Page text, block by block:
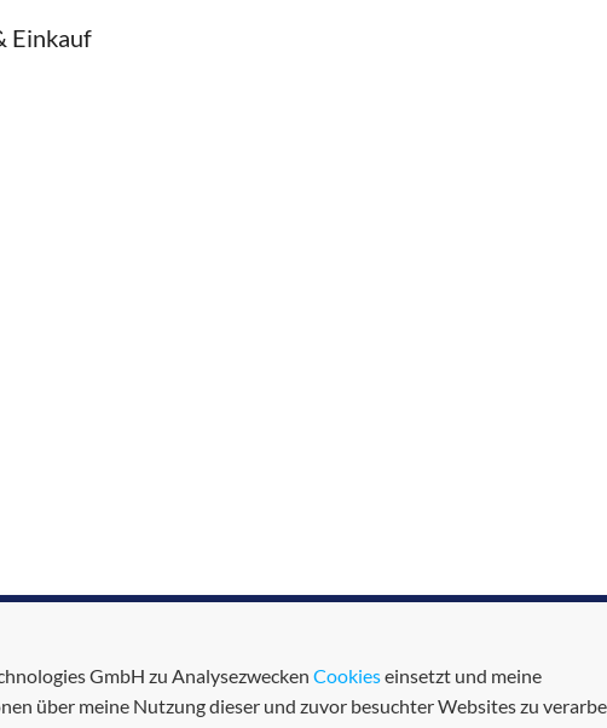
Einkauf
Experts in building technology
GmbH zu Analysezwecken Cookieseinsetzt und meine
über meine Nutzung dieser und zuvor besuchter Websites zu